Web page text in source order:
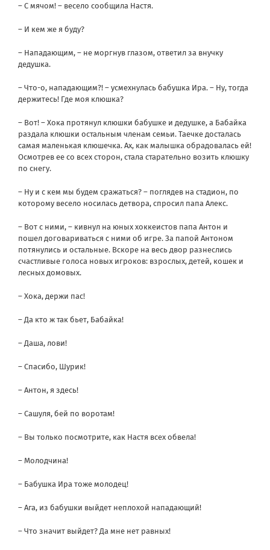
– С мячом! – весело сообщила Настя.
– И кем же я буду?
– Нападающим, – не моргнув глазом, ответил за внучку
дедушка.
– Что-о, нападающим?! – усмехнулась бабушка Ира. – Ну, тогда
держитесь! Где моя клюшка?
– Вот! – Хока протянул клюшки бабушке и дедушке, а Бабайка
раздала клюшки остальным членам семьи. Таечке досталась
самая маленькая клюшечка. Ах, как малышка обрадовалась ей!
Осмотрев ее со всех сторон, стала старательно возить клюшку
по снегу.
– Ну и с кем мы будем сражаться? – поглядев на стадион, по
которому весело носилась детвора, спросил папа Алекс.
– Вот с ними, – кивнул на юных хоккеистов папа Антон и
пошел договариваться с ними об игре. За папой Антоном
потянулись и остальные. Вскоре на весь двор разнеслись
счастливые голоса новых игроков: взрослых, детей, кошек и
лесных домовых.
– Хока, держи пас!
– Да кто ж так бьет, Бабайка!
– Даша, лови!
– Спасибо, Шурик!
– Антон, я здесь!
– Сашуля, бей по воротам!
– Вы только посмотрите, как Настя всех обвела!
– Молодчина!
– Бабушка Ира тоже молодец!
– Ага, из бабушки выйдет неплохой нападающий!
– Что значит выйдет? Да мне нет равных!